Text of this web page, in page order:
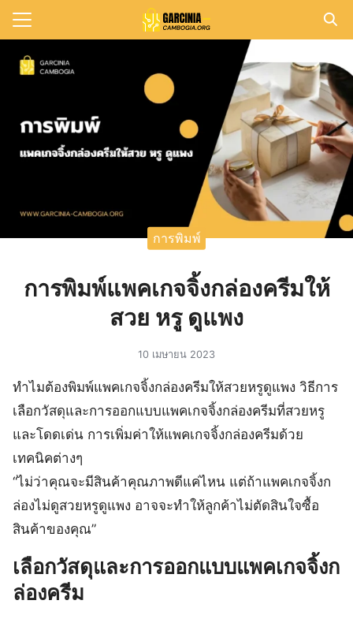
Skip
งหมด
for:
การพิมพ์
การพิมพ์แพคเกจจิ้งกล่องครีมให้
สวย หรู ดูแพง
10 เมษายน 2023
ทำไมต้องพิมพ์แพคเกจจิ้งกล่องครีมให้สวยหรูดูแพง วิธีการ
เลือกวัสดุและการออกแบบแพคเกจจิ้งกล่องครีมที่สวยหรู
และโดดเด่น การเพิ่มค่าให้แพคเกจจิ้งกล่องครีมด้วย
เทคนิคต่างๆ
“ไม่ว่าคุณจะมีสินค้าคุณภาพดีแค่ไหน แต่ถ้าแพคเกจจิ้งก
ล่องไม่ดูสวยหรูดูแพง อาจจะทำให้ลูกค้าไม่ตัดสินใจซื้อ
สินค้าของคุณ”
เลือกวัสดุและการออกแบบแพคเกจจิ้งก
ล่องครีม